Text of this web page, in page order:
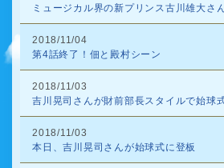
ミュージカル界の新プリンス古川雄大さ
2018/11/04
第4話終了！佃と殿村シーン
2018/11/03
吉川晃司さんが財前部長スタイルで始球
2018/11/03
本日、吉川晃司さんが始球式に登板